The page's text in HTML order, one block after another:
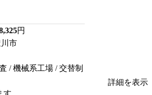
円
市
/ 機械系工場 / 交替制
詳細を表示
す